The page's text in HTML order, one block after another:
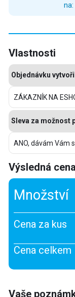
na:
Vlastnosti
Objednávku vytvořil
Sleva za možnost
Vaše
Výsledná cena
Množství
Cena za kus
Cena celkem